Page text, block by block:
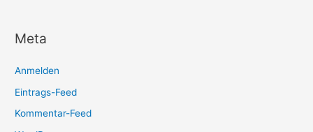
Meta
Anmelden
Eintrags-Feed
Kommentar-Feed